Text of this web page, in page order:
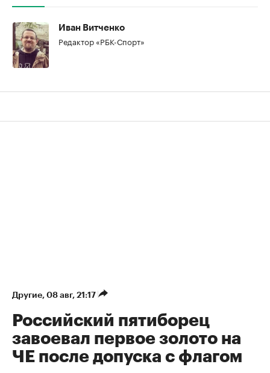
Иван Витченко
Редактор «РБК-Спорт»
Другие⁠, 08 авг, 21:17
Российский пятиборец
завоевал первое золото на
ЧЕ после допуска с флагом